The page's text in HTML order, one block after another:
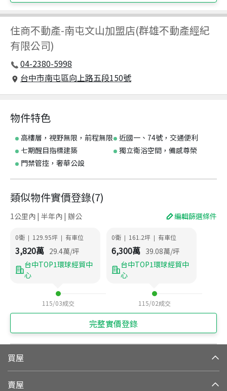
住商不動產-南屯文山加盟店(群雄不動產經紀
有限公司)
04-2380-5998
台中市南屯區向上路五段150號
物件特色
高樓層，視野無限，前程無限
近國一、74號，交通便利
七期醒目指標建築
獨立衛浴空間，備感尊榮
門禁管控，奢華公設
類似物件實價登錄(7)
1公里內 | 半年內 | 辦公 編輯篩選條件
0衛 | 129.95坪 | 有車位
3,820萬 29.4萬/坪
台中TOP1環球經貿中
心
115/03成交
0衛 | 161.2坪 | 有車位
6,300萬 39.08萬/坪
台中TOP1環球經貿中
心
115/02成交
完整實價登錄
買屋
賣屋